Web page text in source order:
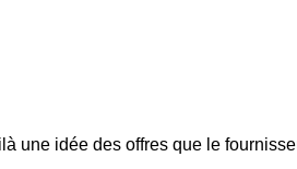
une idée des offres que le